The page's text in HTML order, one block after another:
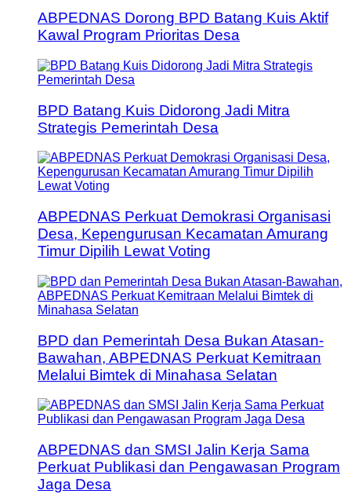
ABPEDNAS Dorong BPD Batang Kuis Aktif
Kawal Program Prioritas Desa
BPD Batang Kuis Didorong Jadi Mitra
Strategis Pemerintah Desa
ABPEDNAS Perkuat Demokrasi Organisasi
Desa, Kepengurusan Kecamatan Amurang
Timur Dipilih Lewat Voting
BPD dan Pemerintah Desa Bukan Atasan-
Bawahan, ABPEDNAS Perkuat Kemitraan
Melalui Bimtek di Minahasa Selatan
ABPEDNAS dan SMSI Jalin Kerja Sama
Perkuat Publikasi dan Pengawasan Program
Jaga Desa